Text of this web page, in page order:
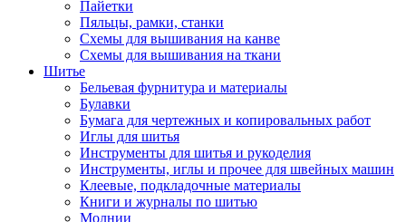
Пайетки
Пяльцы, рамки, станки
Схемы для вышивания на канве
Схемы для вышивания на ткани
Шитье
Бельевая фурнитура и материалы
Булавки
Бумага для чертежных и копировальных работ
Иглы для шитья
Инструменты для шитья и рукоделия
Инструменты, иглы и прочее для швейных машин
Клеевые, подкладочные материалы
Книги и журналы по шитью
Молнии